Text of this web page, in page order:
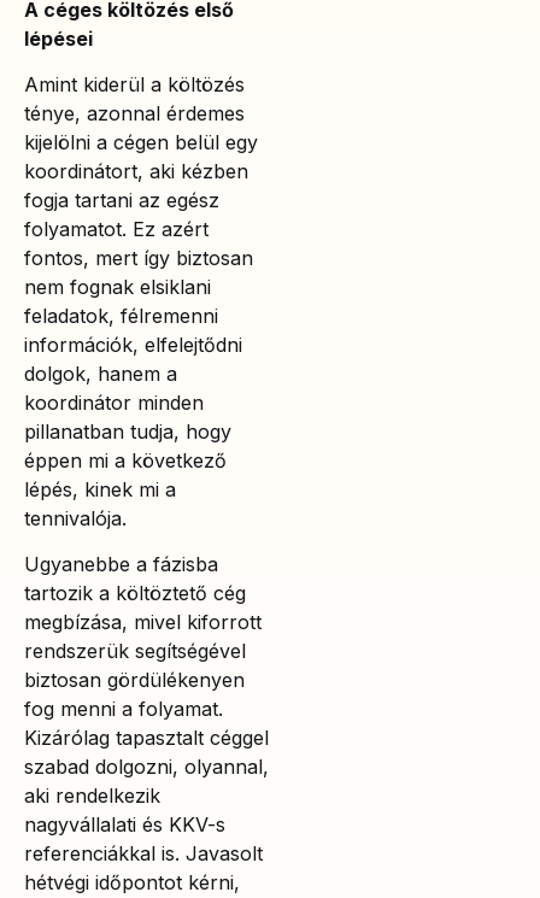
A céges költözés első
lépései
Amint kiderül a költözés
ténye, azonnal érdemes
kijelölni a cégen belül egy
koordinátort, aki kézben
fogja tartani az egész
folyamatot. Ez azért
fontos, mert így biztosan
nem fognak elsiklani
feladatok, félremenni
információk, elfelejtődni
dolgok, hanem a
koordinátor minden
pillanatban tudja, hogy
éppen mi a következő
lépés, kinek mi a
tennivalója.
Ugyanebbe a fázisba
tartozik a költöztető cég
megbízása, mivel kiforrott
rendszerük segítségével
biztosan gördülékenyen
fog menni a folyamat.
Kizárólag tapasztalt céggel
szabad dolgozni, olyannal,
aki rendelkezik
nagyvállalati és KKV-s
referenciákkal is. Javasolt
hétvégi időpontot kérni,